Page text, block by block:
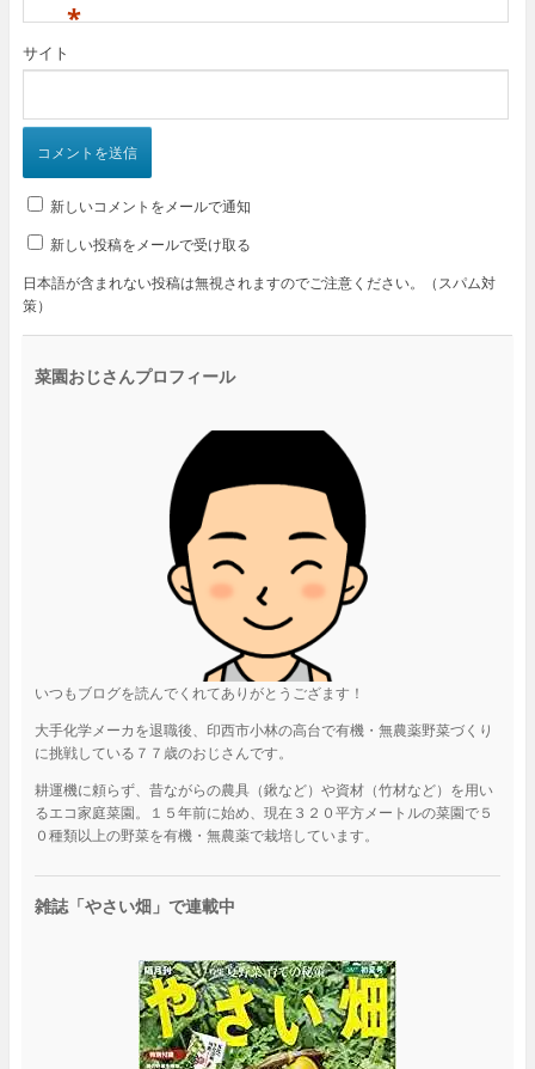
*
サイト
新しいコメントをメールで通知
新しい投稿をメールで受け取る
日本語が含まれない投稿は無視されますのでご注意ください。（スパム対
策）
菜園おじさんプロフィール
いつもブログを読んでくれてありがとうござます！
大手化学メーカを退職後、印西市小林の高台で有機・無農薬野菜づくり
に挑戦している７７歳のおじさんです。
耕運機に頼らず、昔ながらの農具（鍬など）や資材（竹材など）を用い
るエコ家庭菜園。１５年前に始め、現在３２０平方メートルの菜園で５
０種類以上の野菜を有機・無農薬で栽培しています。
雑誌「やさい畑」で連載中